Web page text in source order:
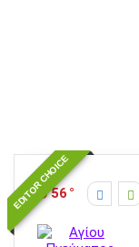
EDITOR CHOICE
56